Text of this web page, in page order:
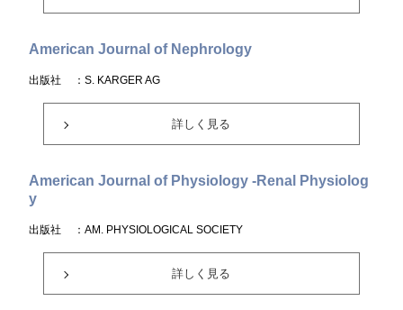
American Journal of Nephrology
出版社 ：S. KARGER AG
詳しく見る
American Journal of Physiology -Renal Physiolog
y
出版社 ：AM. PHYSIOLOGICAL SOCIETY
詳しく見る